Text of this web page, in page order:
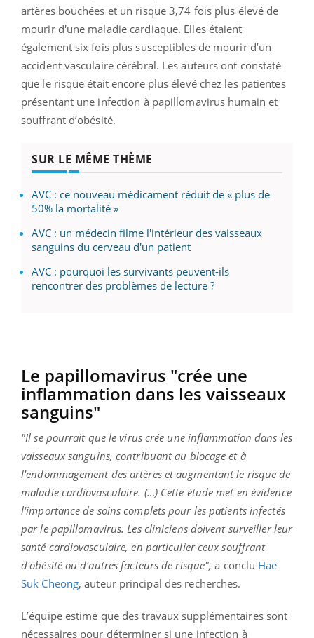
artères bouchées et un risque 3,74 fois plus élevé de
mourir d'une maladie cardiaque. Elles étaient
également six fois plus susceptibles de mourir d’un
accident vasculaire cérébral. Les auteurs ont constaté
que le risque était encore plus élevé chez les patientes
présentant une infection à papillomavirus humain et
souffrant d’obésité.
SUR LE MÊME THÈME
AVC : ce nouveau médicament réduit de « plus de
50% la mortalité »
AVC : un médecin filme l'intérieur des vaisseaux
sanguins du cerveau d'un patient
AVC : pourquoi les survivants peuvent-ils
rencontrer des problèmes de lecture ?
Le papillomavirus "crée une
inflammation dans les vaisseaux
sanguins"
"Il se pourrait que le virus crée une inflammation dans les
vaisseaux sanguins, contribuant au blocage et à
l'endommagement des artères et augmentant le risque de
maladie cardiovasculaire. (…) Cette étude met en évidence
l'importance de soins complets pour les patients infectés
par le papillomavirus. Les cliniciens doivent surveiller leur
santé cardiovasculaire, en particulier ceux souffrant
d'obésité ou d'autres facteurs de risque", a conclu Hae
Suk Cheong, auteur principal des recherches.
L’équipe estime que des travaux supplémentaires sont
nécessaires pour déterminer si une infection à